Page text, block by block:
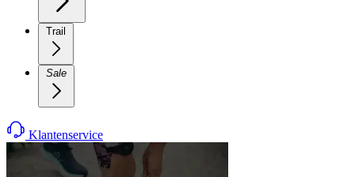
Trail
Sale
Klantenservice